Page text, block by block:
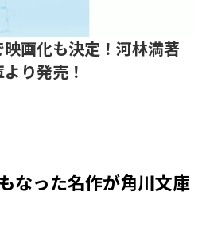
画化も決定！河林満著
り発売！
なった名作が角川文庫